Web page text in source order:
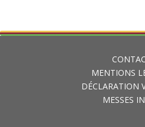
MENTIONS
DÉCLARATION
MESSES